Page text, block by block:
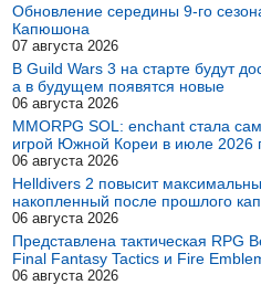
Обновление середины 9-го
Капюшона
07 августа 2026
В Guild Wars 3 на старте будут
а в будущем появятся новые
06 августа 2026
MMORPG SOL: enchant стала
игрой Южной Кореи в июле 2026
06 августа 2026
Helldivers 2 повысит
накопленный после прошлого
06 августа 2026
Представлена тактическая RPG
Final Fantasy Tactics и Fire
06 августа 2026